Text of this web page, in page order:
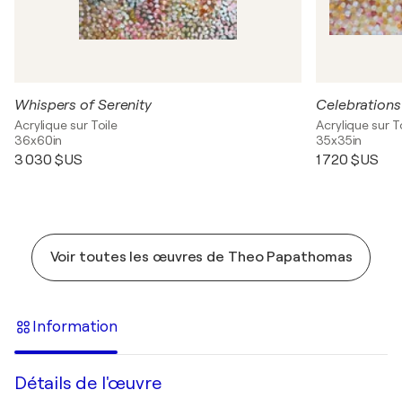
Whispers of Serenity
Acrylique sur Toile
36x60in
3 030 $US
Acrylique sur
35x35in
1 720 $US
Voir toutes les œuvres de Theo Papathomas
Information
Détails de l'œuvre